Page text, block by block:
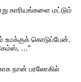
காரியங்களை மட்டும்
உமக்குக் கொடுப்பேன்.
…”
நான் பரலோகில்